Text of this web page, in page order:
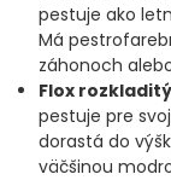
pestuje ako
Má
záhonoch
Flox
pestuje pre
dorastá do
väčšinou